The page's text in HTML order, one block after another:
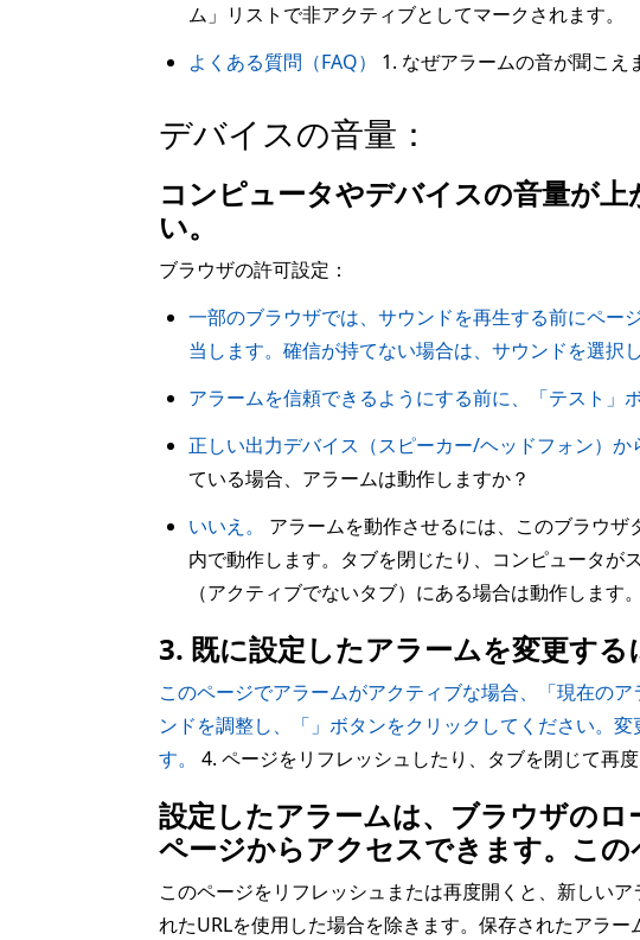
ム」リストで非アクティブとしてマークされます。
よくある質問（FAQ）
1. なぜアラームの音が聞こえ
デバイスの音量：
コンピュータやデバイスの音量が
い。
ブラウザの許可設定：
一部のブラウザでは、サウンドを再生する前にペー
当します。確信が持てない場合は、サウンドを選択
アラームを信頼できるようにする前に、「テスト」
正しい出力デバイス（スピーカー/ヘッドフォン）か
ている場合、アラームは動作しますか？
いいえ。
アラームを動作させるには、このブラウ
内で動作します。タブを閉じたり、コンピュータが
（アクティブでないタブ）にある場合は動作します。
3. 既に設定したアラームを変更す
このページでアラームがアクティブな場合、「現在の
ンドを調整し、「」ボタンをクリックしてください。
す。
4. ページをリフレッシュしたり、タブを閉じて再
設定したアラームは、ブラウザのロ
ページからアクセスできます。この
このページをリフレッシュまたは再度開くと、新しい
れたURLを使用した場合を除きます。保存されたアラ